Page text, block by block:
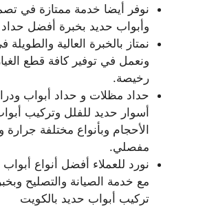
نوفر أيضا خدمة ممتازة في
وأبواب حديد بخبرة أفضل حداد
نمتاز بالخبرة العالية
ونعمل في توفير كافة قطع
رخيصة.
حداد مظلات و حداد أبواب
أسوار حديد للفلل وتركيب
الأحجام وبأنواع مختلفة
مفصلي.
نورد للعملاء أفضل أنواع أبواب
مع خدمة الصيانة والتصليح
تركيب أبواب حديد بالكويت